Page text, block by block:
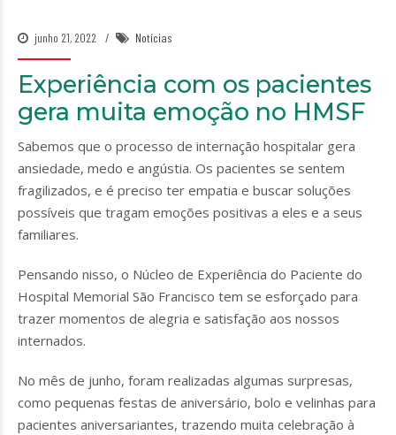
junho 21, 2022 Notícias
Experiência com os pacientes
gera muita emoção no HMSF
Sabemos que o processo de internação hospitalar gera
ansiedade, medo e angústia. Os pacientes se sentem
fragilizados, e é preciso ter empatia e buscar soluções
possíveis que tragam emoções positivas a eles e a seus
familiares.
Pensando nisso, o Núcleo de Experiência do Paciente do
Hospital Memorial São Francisco tem se esforçado para
trazer momentos de alegria e satisfação aos nossos
internados.
No mês de junho, foram realizadas algumas surpresas,
como pequenas festas de aniversário, bolo e velinhas para
pacientes aniversariantes, trazendo muita celebração à